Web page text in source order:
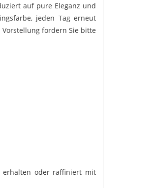
auf pure Eleganz und
jeden Tag erneut
fordern Sie bitte
erhalten oder raffiniert mit